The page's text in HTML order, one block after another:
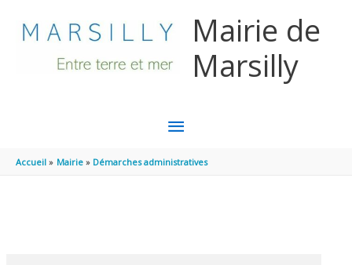
Mairie de
Marsilly
MENU
PRINCIPAL
Accueil Mairie Démarches administratives